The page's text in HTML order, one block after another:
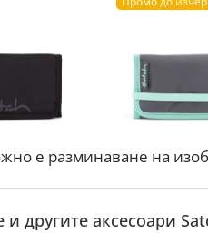
е разминаване на
и другите аксесоари